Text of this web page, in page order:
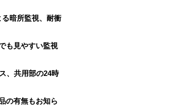
暗所監視、耐衝
も見やすい監視
、共用部の24時
の有無もお知ら